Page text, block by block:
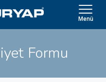
Menü
Formu